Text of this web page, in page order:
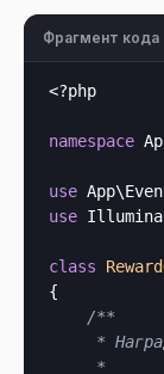
Фрагмент кода
<?php
namespace
use
use
class
{
/**
*
     *